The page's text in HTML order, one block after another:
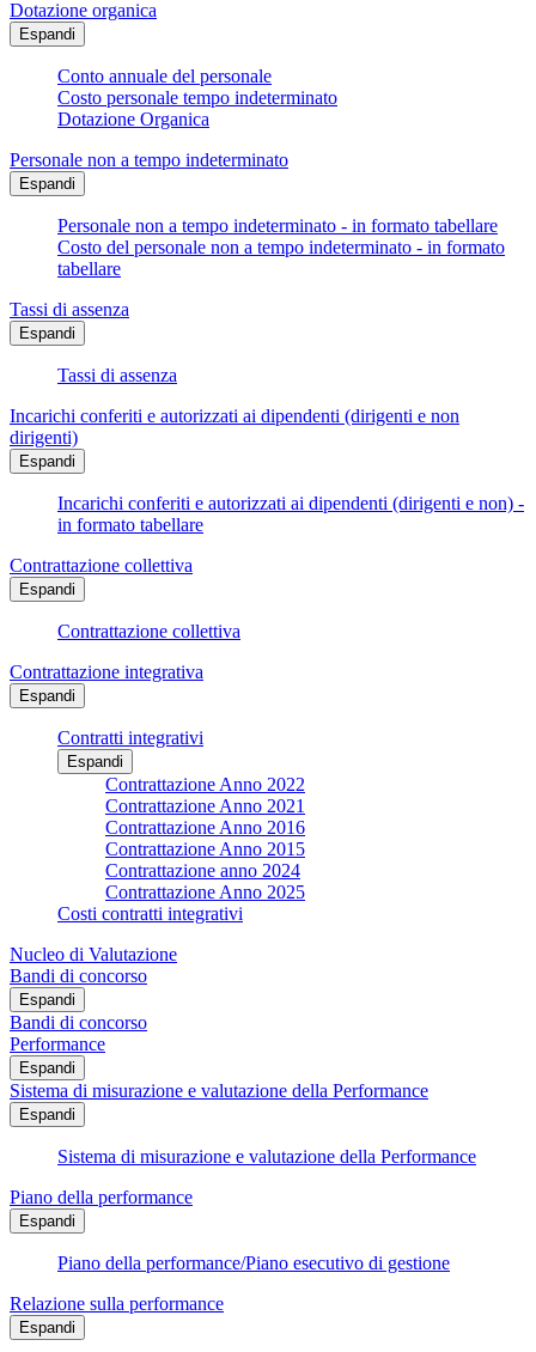
Dotazione organica
Espandi
Conto annuale del personale
Costo personale tempo indeterminato
Dotazione Organica
Personale non a tempo indeterminato
Espandi
Personale non a tempo indeterminato - in formato tabellare
Costo del personale non a tempo indeterminato - in formato
tabellare
Tassi di assenza
Espandi
Tassi di assenza
Incarichi conferiti e autorizzati ai dipendenti (dirigenti e non
dirigenti)
Espandi
Incarichi conferiti e autorizzati ai dipendenti (dirigenti e non) -
in formato tabellare
Contrattazione collettiva
Espandi
Contrattazione collettiva
Contrattazione integrativa
Espandi
Contratti integrativi
Espandi
Contrattazione Anno 2022
Contrattazione Anno 2021
Contrattazione Anno 2016
Contrattazione Anno 2015
Contrattazione anno 2024
Contrattazione Anno 2025
Costi contratti integrativi
Nucleo di Valutazione
Bandi di concorso
Espandi
Bandi di concorso
Performance
Espandi
Sistema di misurazione e valutazione della Performance
Espandi
Sistema di misurazione e valutazione della Performance
Piano della performance
Espandi
Piano della performance/Piano esecutivo di gestione
Relazione sulla performance
Espandi